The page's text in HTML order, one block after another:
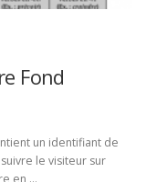
Fond
un identifiant de
le visiteur sur
en …